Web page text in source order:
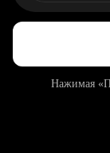
Нажимая